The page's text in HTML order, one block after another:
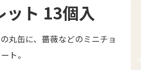
ット 13個入
丸缶に、薔薇などのミニチョ
ト。